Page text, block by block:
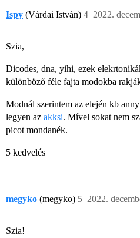
Ispy (Várdai István) 2022.
4
Szia,
Dicodes, dna, yihi, ezek
különböző féle fajta modokba
Modnál szerintem az elején kb
legyen az akksi. Mível sokat nem
picot mondanék.
5 kedvelés
megyko (megyko) 2022.
5
Szia!